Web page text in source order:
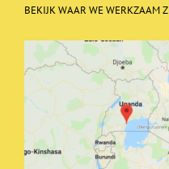
BEKIJK WAAR WE WERKZAAM